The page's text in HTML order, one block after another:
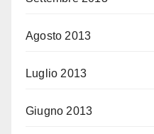
Agosto 2013
Luglio 2013
Giugno 2013